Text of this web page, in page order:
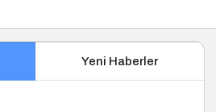
Yeni Haberler